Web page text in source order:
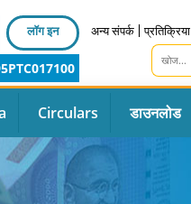
लॉग इन अन्य संपर्क प्रतिक्रिया
Circulars डाउनलोड